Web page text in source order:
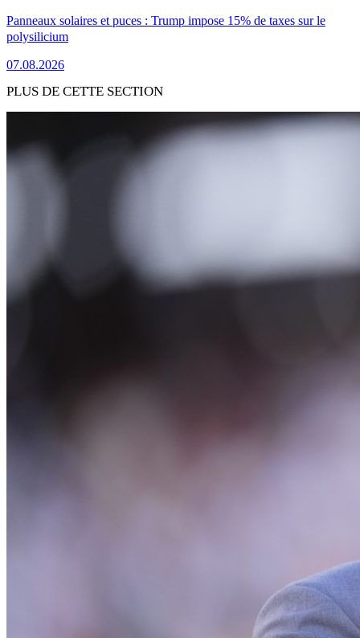
Panneaux solaires et puces : Trump impose 15% de taxes sur le
polysilicium
07.08.2026
PLUS DE CETTE SECTION